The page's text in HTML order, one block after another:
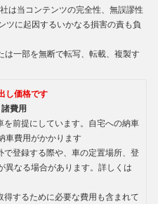
は当コンテンツの完全性、無誤謬性
ツに起因するいかなる損害の責も負
は一部を無断で転写、転載、複製す
し価格です
費用
前提にしています。自宅への納車
車費用がかかります
登録する際や、車の定置場所、登
異なる場合があります。詳しくは
するために必要な費用も含まれて